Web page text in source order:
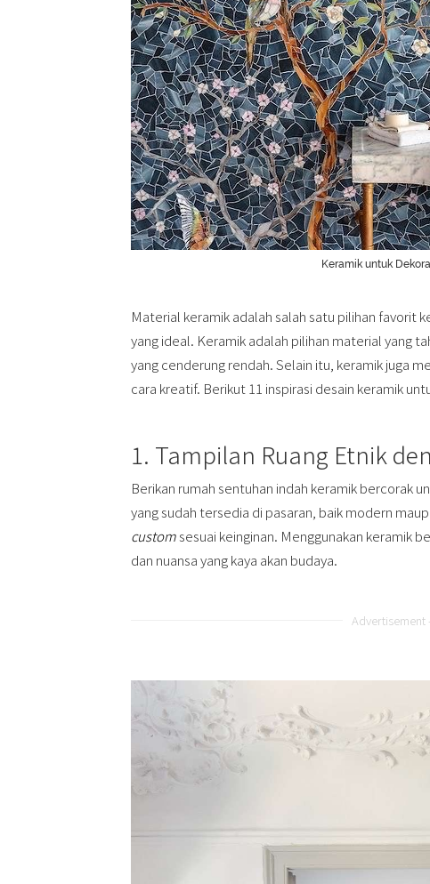
Keramik untuk
Material keramik adalah salah satu pilihan favorit
yang ideal. Keramik adalah pilihan material yang
yang cenderung rendah. Selain itu, keramik juga
cara kreatif. Berikut 11 inspirasi desain keramik
1. Tampilan Ruang Etnik
Berikan rumah sentuhan indah keramik bercorak
yang sudah tersedia di pasaran, baik modern
customsesuai keinginan. Menggunakan keramik
dan nuansa yang kaya akan budaya.
Advertisement